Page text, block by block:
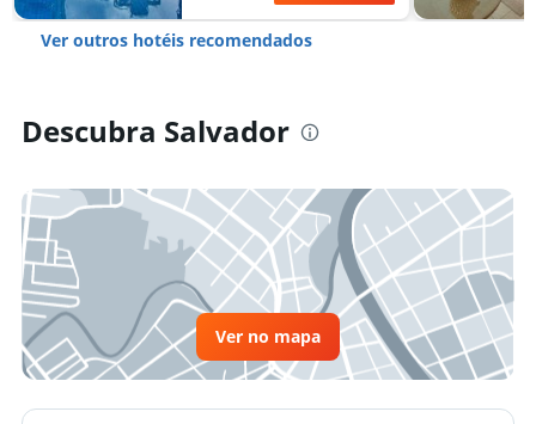
Ver outros hotéis recomendados
Descubra Salvador
Ver no mapa